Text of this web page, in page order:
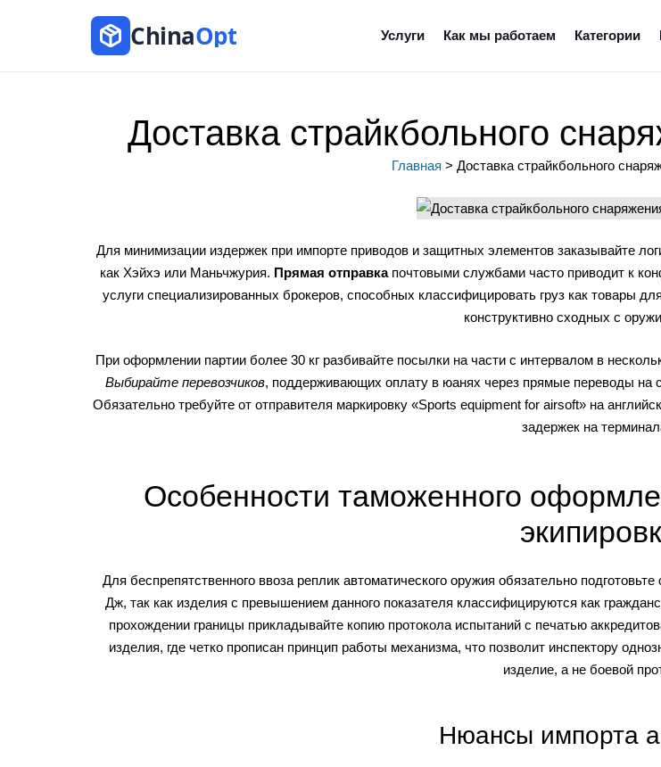
ChinaOpt Услуги Как мы работаем Категории
Доставка страйкбольного
Главная > Доставка страйкбольного
Для минимизации издержек при импорте приводов и защитных элементов заказывайте
как Хэйхэ или Маньчжурия. Прямая отправкапочтовыми службами часто приводит к
услуги специализированных брокеров, способных классифицировать груз как товары
конструктивно сходных с
При оформлении партии более 30 кг разбивайте посылки на части с интервалом в
Выбирайте перевозчиков, поддерживающих оплату в юанях через прямые переводы на
Обязательно требуйте от отправителя маркировку «Sports equipment for airsoft» на
задержек на
Особенности таможенного
Для беспрепятственного ввоза реплик автоматического оружия обязательно
Дж, так как изделия с превышением данного показателя классифицируются как
прохождении границы прикладывайте копию протокола испытаний с печатью
изделия, где четко прописан принцип работы механизма, что позволит инспектору
изделие, а не боевой
Нюансы импорта